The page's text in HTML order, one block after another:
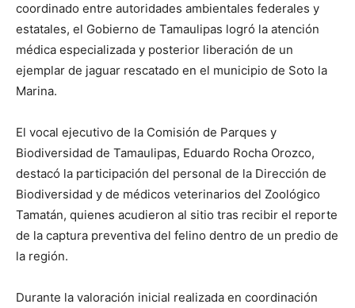
coordinado entre autoridades ambientales federales y
estatales, el Gobierno de Tamaulipas logró la atención
médica especializada y posterior liberación de un
ejemplar de jaguar rescatado en el municipio de Soto la
Marina.
El vocal ejecutivo de la Comisión de Parques y
Biodiversidad de Tamaulipas, Eduardo Rocha Orozco,
destacó la participación del personal de la Dirección de
Biodiversidad y de médicos veterinarios del Zoológico
Tamatán, quienes acudieron al sitio tras recibir el reporte
de la captura preventiva del felino dentro de un predio de
la región.
Durante la valoración inicial realizada en coordinación